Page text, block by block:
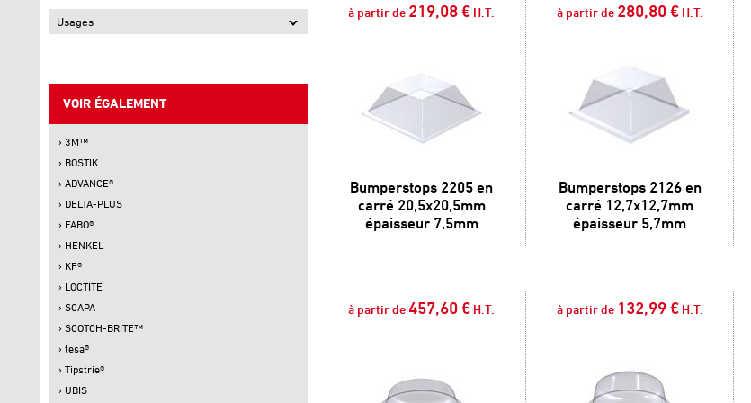
Usages
VOIR ÉGALEMENT
› 3M™
› BOSTIK
› ADVANCE®
› DELTA-PLUS
› FABO®
› HENKEL
› KF®
› LOCTITE
› SCAPA
› SCOTCH-BRITE™
› tesa®
› Tipstrie®
› UBIS
à partir de 219,08 € H.T.
Bumperstops 2205 en
carré 20,5x20,5mm
épaisseur 7,5mm
à partir de 280,80 €H.T.
Bumperstops 2126 en
carré 12,7x12,7mm
épaisseur 5,7mm
à partir de457,60 € H.T. à partir de 132,99 €H.T.